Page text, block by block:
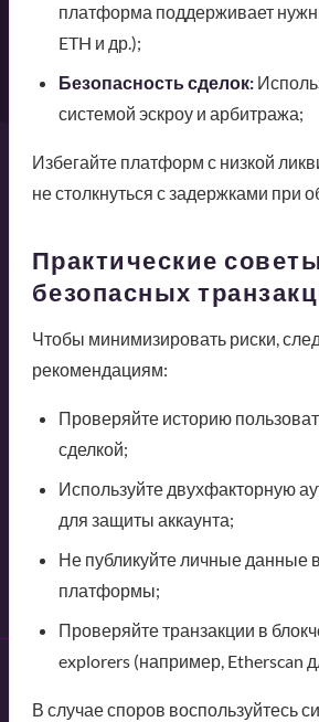
платформа поддерживает
ETH и др.);
Безопасность сделок:
системой эскроу и арбитража;
Избегайте платформ с низкой
не столкнуться с задержками при
Практические
безопасных
Чтобы минимизировать риски,
рекомендациям:
Проверяйте историю
сделкой;
Используйте двухфакторную
для защиты аккаунта;
Не публикуйте личные данные
платформы;
Проверяйте транзакции в
explorers (например, Etherscan
В случае споров воспользуйтесь